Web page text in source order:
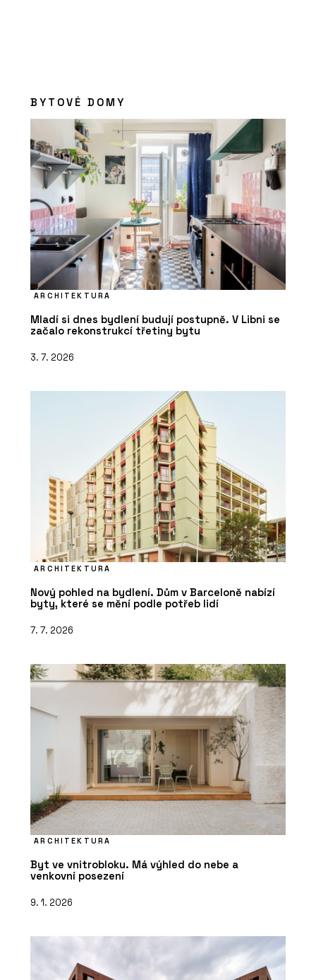
BYTOVÉ DOMY
ARCHITEKTURA
Mladí si dnes bydlení budují postupně. V Libni se
začalo rekonstrukcí třetiny bytu
3. 7. 2026
ARCHITEKTURA
Nový pohled na bydlení. Dům v Barceloně nabízí
byty, které se mění podle potřeb lidí
7. 7. 2026
ARCHITEKTURA
Byt ve vnitrobloku. Má výhled do nebe a
venkovní posezení
9. 1. 2026